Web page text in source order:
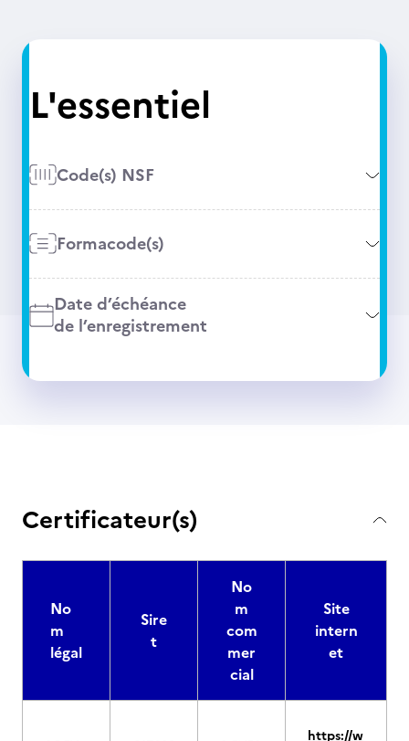
L'essentiel
Code(s) NSF
Formacode(s)
Date d’échéance
de l’enregistrement
Certificateur(s)
No
m
légal
Sire
t
No
m
com
mer
cial
Site
intern
et
https://w